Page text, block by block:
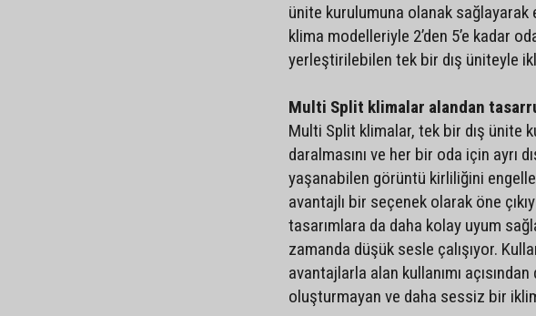
ünite kurulumuna olanak
klima modelleriyle 2’den 5’e kadar
yerleştirilebilen tek bir dış üniteyle
Multi Split klimalar alandan
Multi Split klimalar, tek bir dış ünite
daralmasını ve her bir oda için ayrı
yaşanabilen görüntü kirliliğini
avantajlı bir seçenek olarak öne
tasarımlara da daha kolay uyum
zamanda düşük sesle çalışıyor.
avantajlarla alan kullanımı
oluşturmayan ve daha sessiz bir